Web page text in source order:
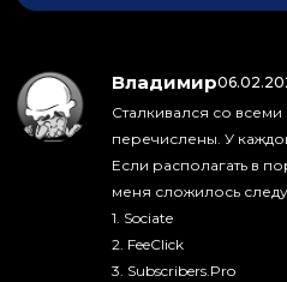
Владимир:
Сталкивался со всеми
перечислены. У
Если располагать в
меня сложилось
1. Sociate
2. FeeClick
3. Subscribers.Pro